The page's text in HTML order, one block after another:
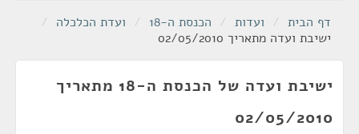
דף הבית / ועדות / הכנסת ה-18 / ועדת הכלכלה /
ישיבת ועדה מתאריך 02/05/2010
ישיבת ועדה של הכנסת ה-18 מתאריך
02/05/2010